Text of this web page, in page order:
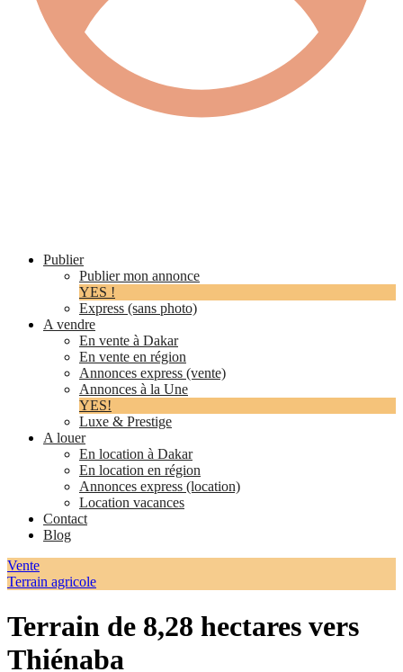
Publier
Publier mon annonce
YES !
Express (sans photo)
A vendre
En vente à Dakar
En vente en région
Annonces express (vente)
Annonces à la Une
YES!
Luxe & Prestige
A louer
En location à Dakar
En location en région
Annonces express (location)
Location vacances
Contact
Blog
Vente
Terrain agricole
Terrain de 8,28 hectares vers
Thiénaba